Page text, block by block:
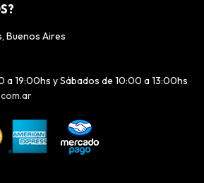
Buenos Aires
a 19:00hs y Sábados de 10:00 a 13:00hs